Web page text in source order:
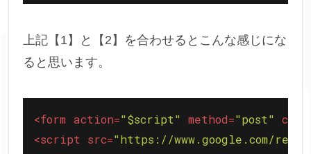
上記【1】と【2】を合わせるとこんな感じにな
ると思います。
<form action="$script" method="post"
<script src="https://www.google.com/